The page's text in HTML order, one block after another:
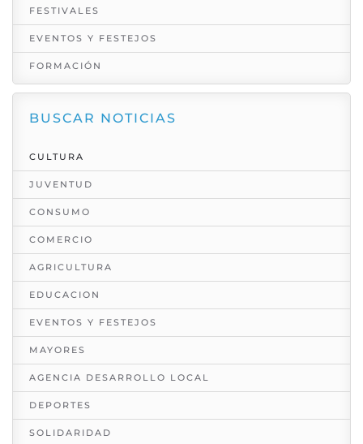
FESTIVALES
EVENTOS Y FESTEJOS
FORMACIÓN
BUSCAR NOTICIAS
CULTURA
JUVENTUD
CONSUMO
COMERCIO
AGRICULTURA
EDUCACION
EVENTOS Y FESTEJOS
MAYORES
AGENCIA DESARROLLO LOCAL
DEPORTES
SOLIDARIDAD